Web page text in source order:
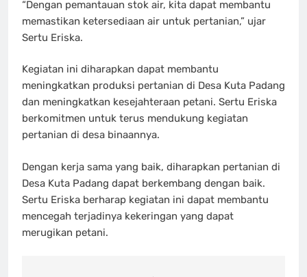
“Dengan pemantauan stok air, kita dapat membantu
memastikan ketersediaan air untuk pertanian,” ujar
Sertu Eriska.
Kegiatan ini diharapkan dapat membantu
meningkatkan produksi pertanian di Desa Kuta Padang
dan meningkatkan kesejahteraan petani. Sertu Eriska
berkomitmen untuk terus mendukung kegiatan
pertanian di desa binaannya.
Dengan kerja sama yang baik, diharapkan pertanian di
Desa Kuta Padang dapat berkembang dengan baik.
Sertu Eriska berharap kegiatan ini dapat membantu
mencegah terjadinya kekeringan yang dapat
merugikan petani.